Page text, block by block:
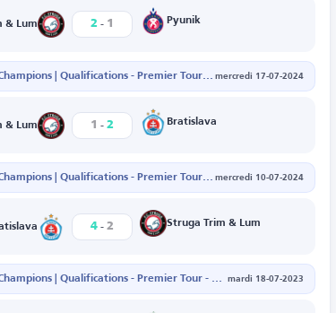
& Lum 2 - 1 Pyunik
Ligue des Champions | Qualifications - Premier Tour - Match retour mercredi 17-07-2024
& Lum 1 - 2 Bratislava
Ligue des Champions | Qualifications - Premier Tour - Match aller mercredi 10-07-2024
4 - 2 Struga Trim & Lum
Ligue des Champions | Qualifications - Premier Tour - Match retour mardi 18-07-2023